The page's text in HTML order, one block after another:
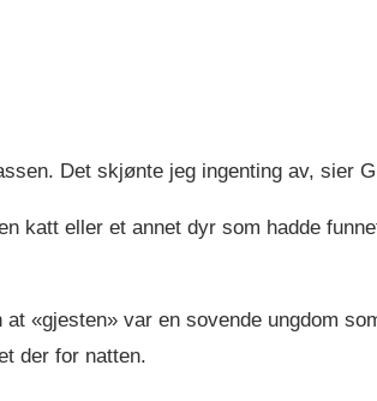
Det skjønte jeg ingenting av, sier
katt eller et annet dyr som hadde
«gjesten» var en sovende ungdom
der for natten.